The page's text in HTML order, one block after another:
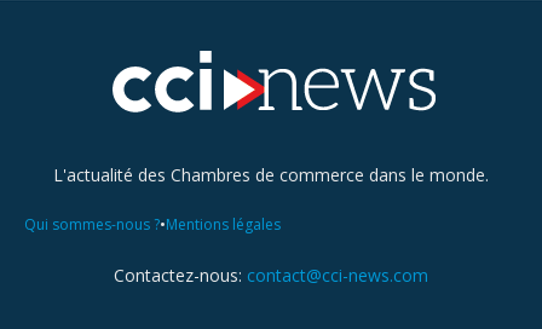
L'actualité des Chambres de commerce dans le monde.
Qui sommes-nous ?•Mentions légales
Contactez-nous: contact@cci-news.com